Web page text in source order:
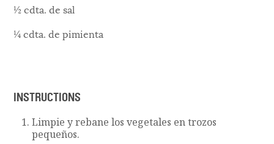
½ cdta. de sal
¼ cdta. de pimienta
INSTRUCTIONS
Limpie y rebane los vegetales en trozos
pequeños.